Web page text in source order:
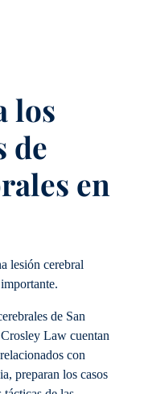
los
de
en
lesión cerebral
de San
Law cuentan
con
preparan los casos